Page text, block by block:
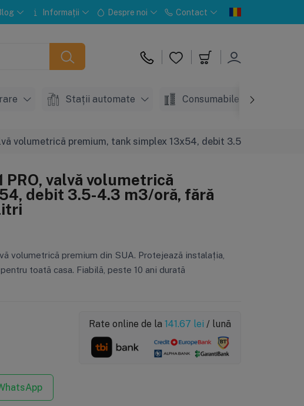
Informații Despre noi Contact
Stații automate Consumabile
volumetrică premium, tank simplex 13x54, debit 3.5-4.3 m3/oră,
valvă volumetrică
debit 3.5-4.3 m3/oră, fără
volumetrică premium din SUA. Protejează instalația,
toată casa. Fiabilă, peste 10 ani durată
Rate online de la141.67 lei / lună